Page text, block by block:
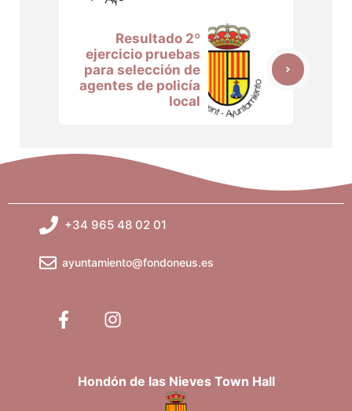
Resultado 2º
ejercicio pruebas
para selección de
agentes de policía
local
+34 965 48 02 01
ayuntamiento@fondoneus.es
Hondón de las Nieves Town Hall